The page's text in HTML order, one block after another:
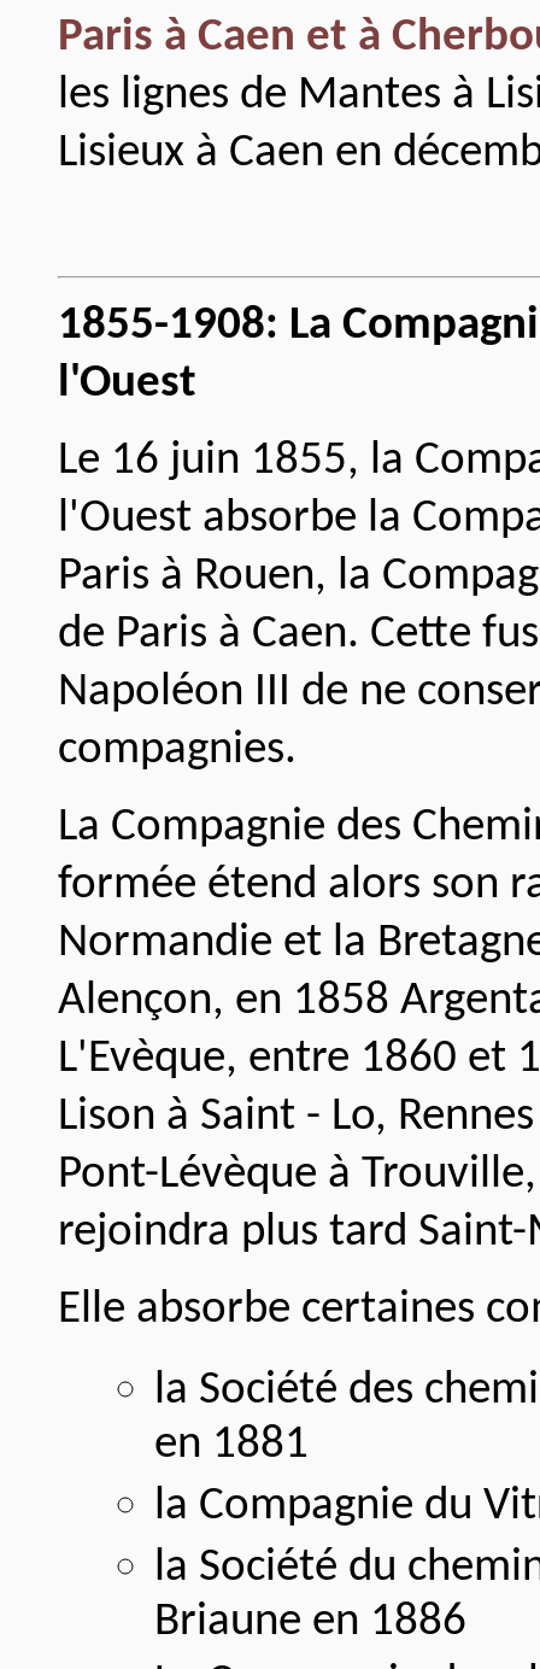
Paris à Caen et à
les lignes de Mantes à
Lisieux à Caen en
1855-1908: La
l'Ouest
Le 16 juin 1855, la
l'Ouest absorbe la
Paris à Rouen, la
de Paris à Caen. Cette
Napoléon III de ne
compagnies.
La Compagnie des
formée étend alors son
Normandie et la
Alençon, en 1858
L'Evèque, entre 1860 et
Lison à Saint - Lo,
Pont-Lévèque à
rejoindra plus tard
Elle absorbe certaines
la Société des
en 1881
la Compagnie du
la Société du
Briaune en 1886